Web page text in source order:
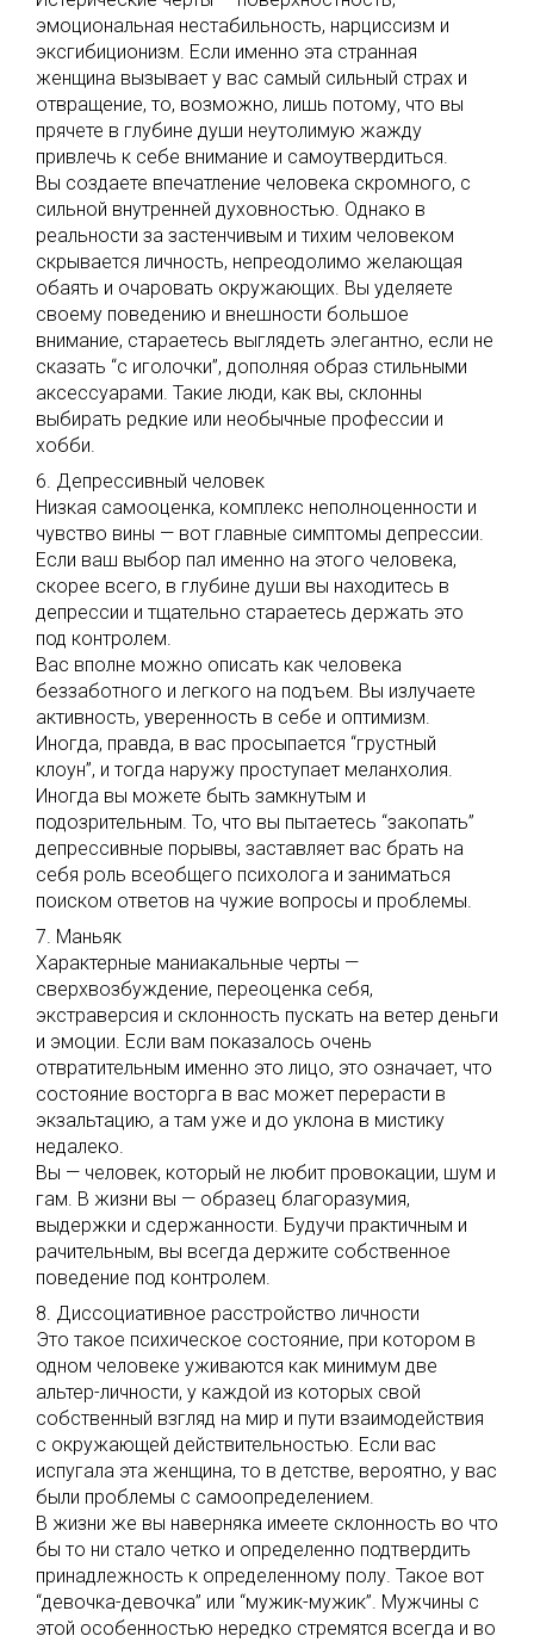
эмоциональная нестабильность, нарциссизм и
эксгибиционизм. Если именно эта странная
женщина вызывает у вас самый сильный страх и
отвращение, то, возможно, лишь потому, что вы
прячете в глубине души неутолимую жажду
привлечь к себе внимание и самоутвердиться.
Вы создаете впечатление человека скромного, с
сильной внутренней духовностью. Однако в
реальности за застенчивым и тихим человеком
скрывается личность, непреодолимо желающая
обаять и очаровать окружающих. Вы уделяете
своему поведению и внешности большое
внимание, стараетесь выглядеть элегантно, если не
сказать “с иголочки”, дополняя образ стильными
аксессуарами. Такие люди, как вы, склонны
выбирать редкие или необычные профессии и
хобби.
6. Депрессивный человек
Низкая самооценка, комплекс неполноценности и
чувство вины — вот главные симптомы депрессии.
Если ваш выбор пал именно на этого человека,
скорее всего, в глубине души вы находитесь в
депрессии и тщательно стараетесь держать это
под контролем.
Вас вполне можно описать как человека
беззаботного и легкого на подъем. Вы излучаете
активность, уверенность в себе и оптимизм.
Иногда, правда, в вас просыпается “грустный
клоун”, и тогда наружу проступает меланхолия.
Иногда вы можете быть замкнутым и
подозрительным. То, что вы пытаетесь “закопать”
депрессивные порывы, заставляет вас брать на
себя роль всеобщего психолога и заниматься
поиском ответов на чужие вопросы и проблемы.
7. Маньяк
Характерные маниакальные черты —
сверхвозбуждение, переоценка себя,
экстраверсия и склонность пускать на ветер деньги
и эмоции. Если вам показалось очень
отвратительным именно это лицо, это означает, что
состояние восторга в вас может перерасти в
экзальтацию, а там уже и до уклона в мистику
недалеко.
Вы — человек, который не любит провокации, шум и
гам. В жизни вы — образец благоразумия,
выдержки и сдержанности. Будучи практичным и
рачительным, вы всегда держите собственное
поведение под контролем.
8. Диссоциативное расстройство личности
Это такое психическое состояние, при котором в
одном человеке уживаются как минимум две
альтер-личности, у каждой из которых свой
собственный взгляд на мир и пути взаимодействия
с окружающей действительностью. Если вас
испугала эта женщина, то в детстве, вероятно, у вас
были проблемы с самоопределением.
В жизни же вы наверняка имеете склонность во что
бы то ни стало четко и определенно подтвердить
принадлежность к определенному полу. Такое вот
“девочка-девочка” или “мужик-мужик”. Мужчины с
этой особенностью нередко стремятся всегда и во